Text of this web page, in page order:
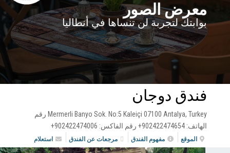
معرض الصور
بوابتك لتجربة لن تنساها في أنطاليا
فندق دوجان
Mermerli Banyo Sok. No:5 Kaleiçi 07100 Antalya, Turkey رقم
الهاتف: 902422474654+ رقم الفاكس: 902422474006+
الموقع مفهوم الفندق مرجعات عن الفندق استعلام